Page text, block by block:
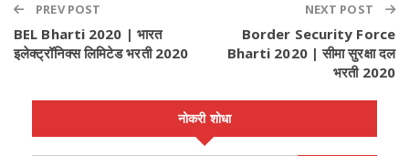
PREV POST
BEL Bharti 2020 | भारत
इलेक्ट्रॉनिक्स लिमिटेड भरती 2020
NEXT POST
Border Security Force
Bharti 2020 | सीमा सुरक्षा दल
भरती 2020
नोकरी शोधा